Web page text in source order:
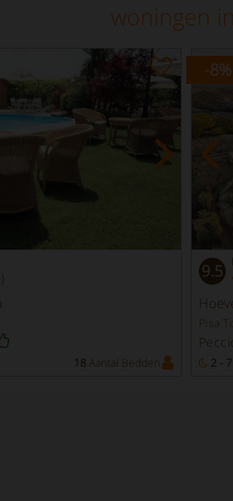
woningen
)
18 Aantal Bedden
-8%
9.5
Pisa
2 - 7